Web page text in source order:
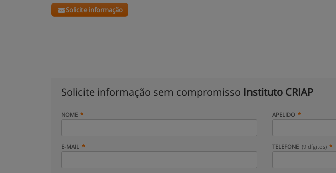
Solicite informação
Solicite informação sem compromisso Instituto CRIAP
NOME APELIDO
E-MAIL TELEFONE (9 dígitos)